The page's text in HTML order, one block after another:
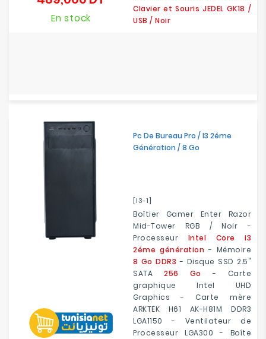
Clavier et Souris JEDEL GK18 /
USB / Noir
En stock
Pc De Bureau Pro / I3 2éme
Génération / 8 Go
[I3-1]
Boîtier Gamer Enter Razor
Mid-Tower RGB / Noir -
Processeur Intel Core i3
2éme génération - Mémoire
8 Go DDR3 - Disque SSD 2.5"
SATA256 Go
- Carte
graphique Intel UHD
Graphics - Carte mère
ARKTEK H61 AK-H81M DDR3
LGA1150 - Ventilateur de
Processeur LGA300 - Boîte